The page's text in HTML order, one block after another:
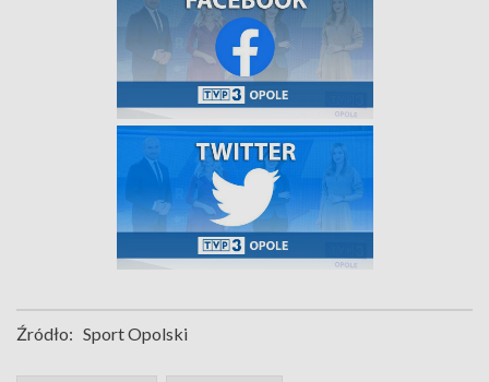
Źródło: Sport Opolski